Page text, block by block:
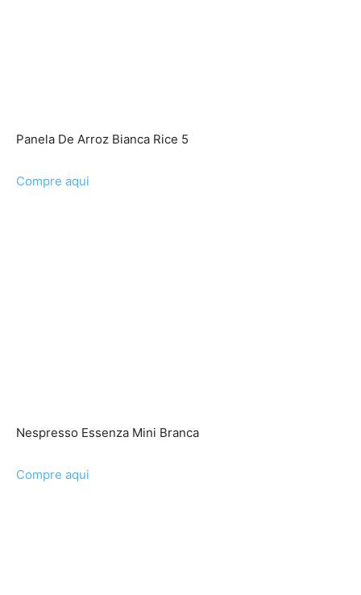
Panela De Arroz Bianca Rice 5
Compre aqui
Nespresso Essenza Mini Branca
Compre aqui